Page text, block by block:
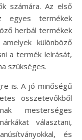
számára. Az első
egyes termékek
herbál termékek
különböző
a termék leírását,
szükséges.
is. A jó minőségű
összetevőkből
mesterséges
választani,
és